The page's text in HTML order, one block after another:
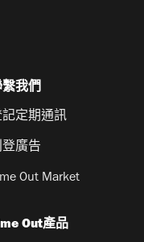
我們
記定期通訊
登廣告
Out Market
Out產品